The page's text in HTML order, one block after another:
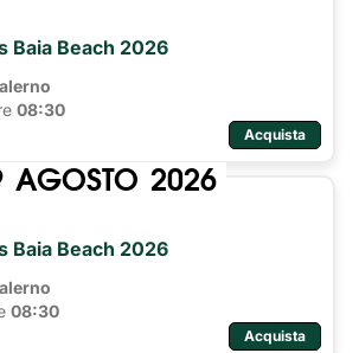
Baia Beach 2026
08:30
Acquista
AGOSTO 2026
Baia Beach 2026
08:30
Acquista